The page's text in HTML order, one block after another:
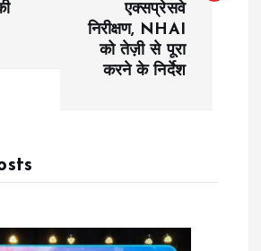
एक्सप्रेसवे
निरीक्षण, NHAI
को तेज़ी से पूरा
करने के निर्देश